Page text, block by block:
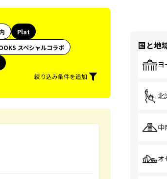
Plat
スペシャルコラボ
絞り込み条件を追加
国と地
ヨ
北
中
オ